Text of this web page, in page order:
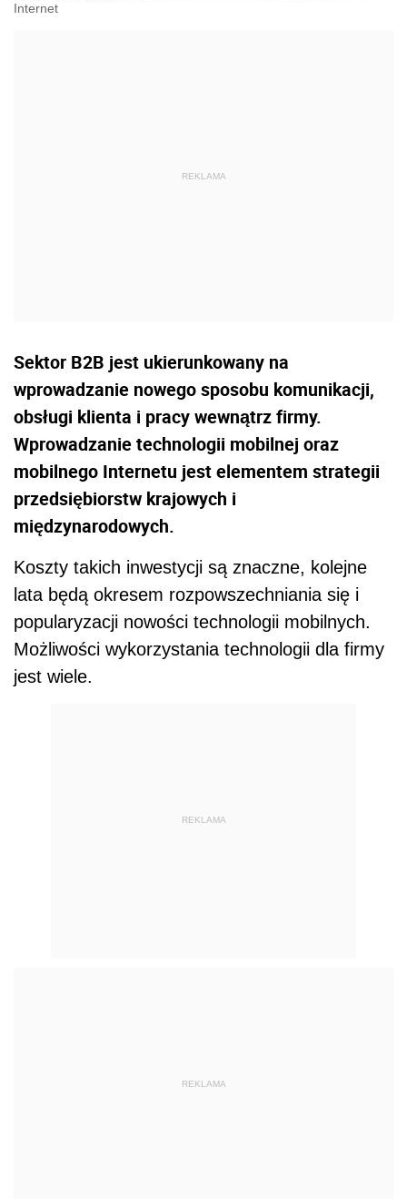
Internet
Sektor B2B jest ukierunkowany na
wprowadzanie nowego sposobu komunikacji,
obsługi klienta i pracy wewnątrz firmy.
Wprowadzanie technologii mobilnej oraz
mobilnego Internetu jest elementem strategii
przedsiębiorstw krajowych i
międzynarodowych.
Koszty takich inwestycji są znaczne, kolejne
lata będą okresem rozpowszechniania się i
popularyzacji nowości technologii mobilnych.
Możliwości wykorzystania technologii dla firmy
jest wiele.
REKLAMA
REKLAMA